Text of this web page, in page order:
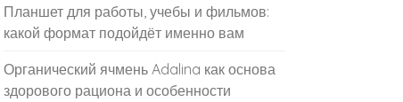
Планшет для работы, учебы и фильмов:
какой формат подойдёт именно вам
Органический ячмень Adalina как основа
здорового рациона и особенности